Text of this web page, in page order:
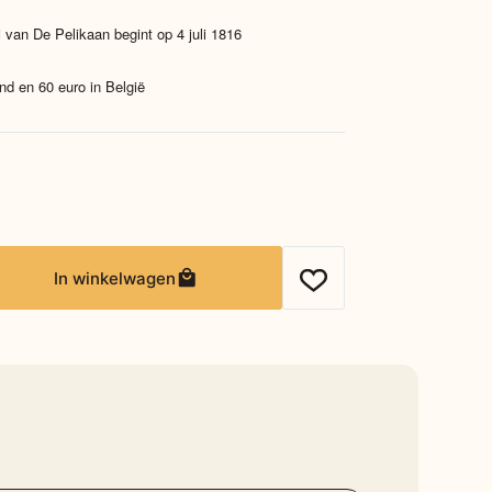
van De Pelikaan begint op 4 juli 1816
en 60 euro in België
In winkelwagen